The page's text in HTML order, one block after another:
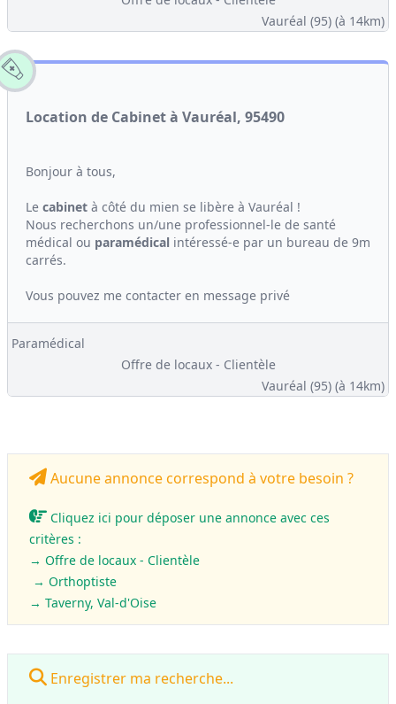
Vauréal (95) (à 14km)
Location de Cabinet à Vauréal, 95490
Bonjour à tous,
Le cabinet à côté du mien se libère à Vauréal !
Nous recherchons un/une professionnel-le de santé
médical ou paramédical intéressé-e par un bureau de 9m
carrés.
Vous pouvez me contacter en message privé
Paramédical
Offre de locaux - Clientèle
Vauréal (95) (à 14km)
Aucune annonce correspond à votre besoin ?
Cliquez ici pour déposer une annonce avec ces
critères :
→ Offre de locaux - Clientèle
→ Orthoptiste
→ Taverny, Val-d'Oise
Enregistrer ma recherche...